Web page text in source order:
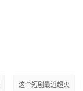
这个短剧最近超火